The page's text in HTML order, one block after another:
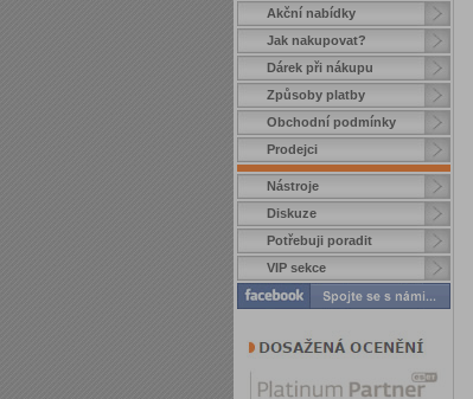
Akční nabídky
Jak nakupovat?
Dárek při nákupu
Způsoby platby
Obchodní podmínky
Prodejci
Nástroje
Diskuze
Potřebuji poradit
VIP sekce